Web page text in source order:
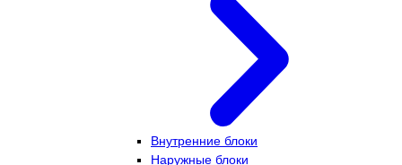
Внутренние блоки
Наружные блоки